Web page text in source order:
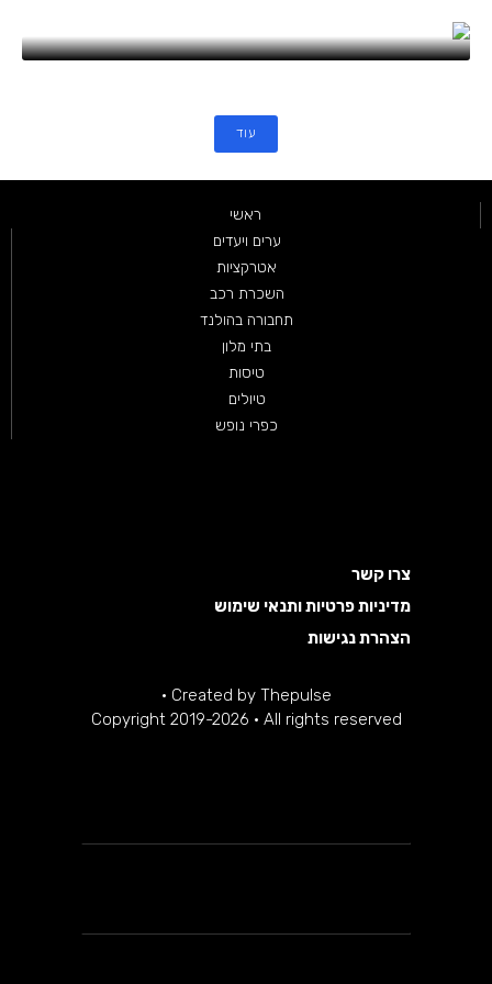
עוד
ראשי
ערים ויעדים
אטרקציות
השכרת רכב
תחבורה בהולנד
בתי מלון
טיסות
טיולים
כפרי נופש
צרו קשר
מדיניות פרטיות ותנאי שימוש
הצהרת נגישות
Created by Thepulse
·
Copyright 2019-2026 · All rights reserved